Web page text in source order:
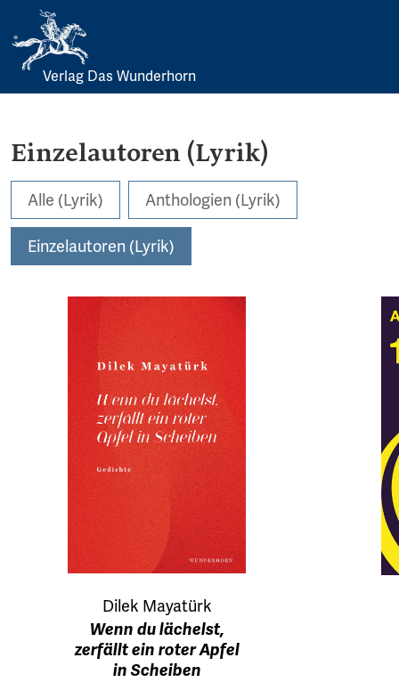
Skip
Verlag Das Wunderhorn
Einzelautoren (Lyrik)
Alle (Lyrik) Anthologien (Lyrik)
Einzelautoren (Lyrik)
Dilek Mayatürk
Wenn du lächelst,
zerfällt ein roter Apfel
in Scheiben